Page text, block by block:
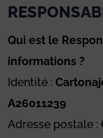
Qui est le
informations ?
Identité :
A26011239
Adresse postale :